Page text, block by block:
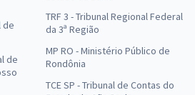
de
de
TRF 3 - Tribunal Regional Federal
da 3ª Região
MP RO - Ministério Público de
Rondônia
TCE SP - Tribunal de Contas do